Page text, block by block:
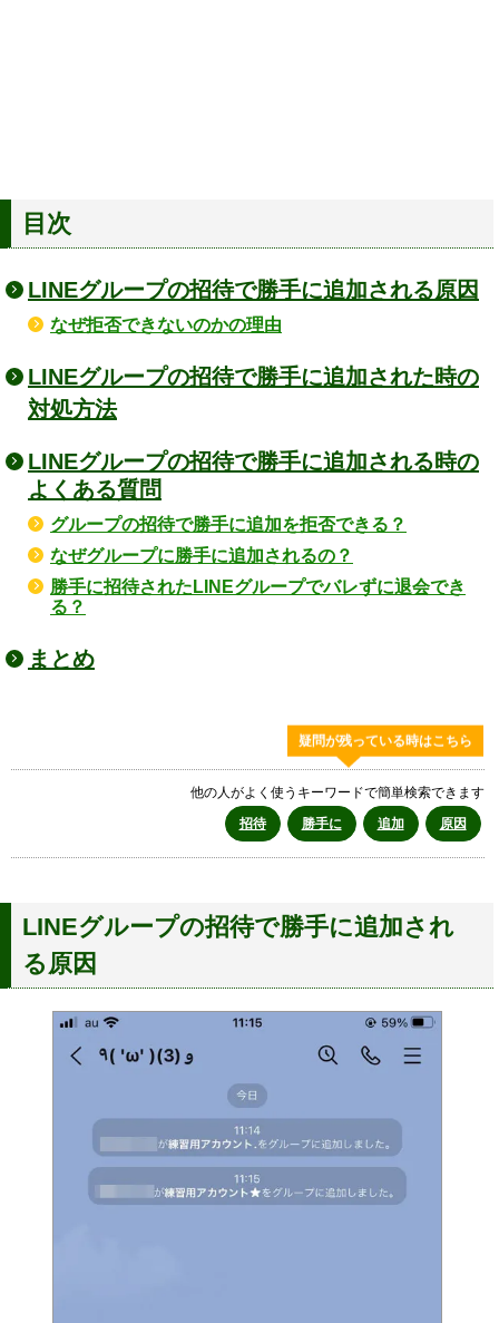
目次
LINEグループの招待で勝手に追加される原因
なぜ拒否できないのかの理由
LINEグループの招待で勝手に追加された時の
対処方法
LINEグループの招待で勝手に追加される時の
よくある質問
グループの招待で勝手に追加を拒否できる？
なぜグループに勝手に追加されるの？
勝手に招待されたLINEグループでバレずに退会でき
る？
まとめ
疑問が残っている時はこちら
他の人がよく使うキーワードで簡単検索できます
招待
勝手に 追加 原因
LINEグループの招待で勝手に追加され
る原因